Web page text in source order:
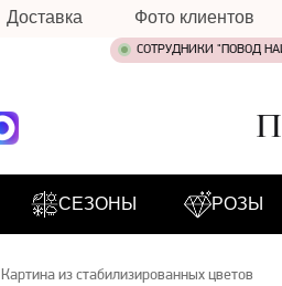
Доставка Фото клиентов
СОТРУДНИКИ "ПОВОД
СЕЗОНЫ РОЗЫ
Картина из стабилизированных цветов